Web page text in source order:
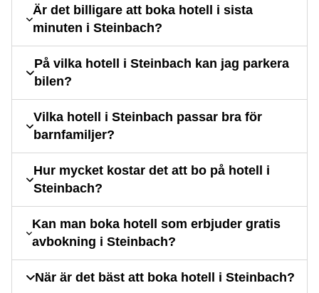
Är det billigare att boka hotell i sista
minuten i Steinbach?
På vilka hotell i Steinbach kan jag parkera
bilen?
Vilka hotell i Steinbach passar bra för
barnfamiljer?
Hur mycket kostar det att bo på hotell i
Steinbach?
Kan man boka hotell som erbjuder gratis
avbokning i Steinbach?
När är det bäst att boka hotell i Steinbach?